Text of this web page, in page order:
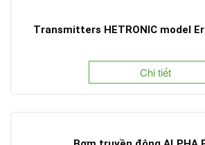
Transmitters HETRONIC model
Chi tiết